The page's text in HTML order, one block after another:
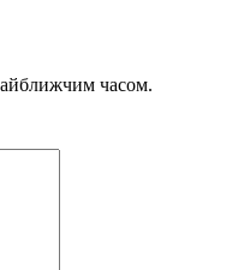
часом.